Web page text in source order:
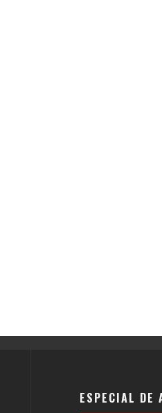
ESPECIAL DE